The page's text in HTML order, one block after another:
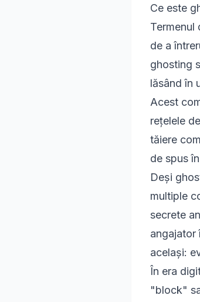
Ce este
de a
ghosting
lăsând în
Acest
rețelele
tăiere
de spus
Deși
multiple
secrete
angajator
același:
În era
"block"